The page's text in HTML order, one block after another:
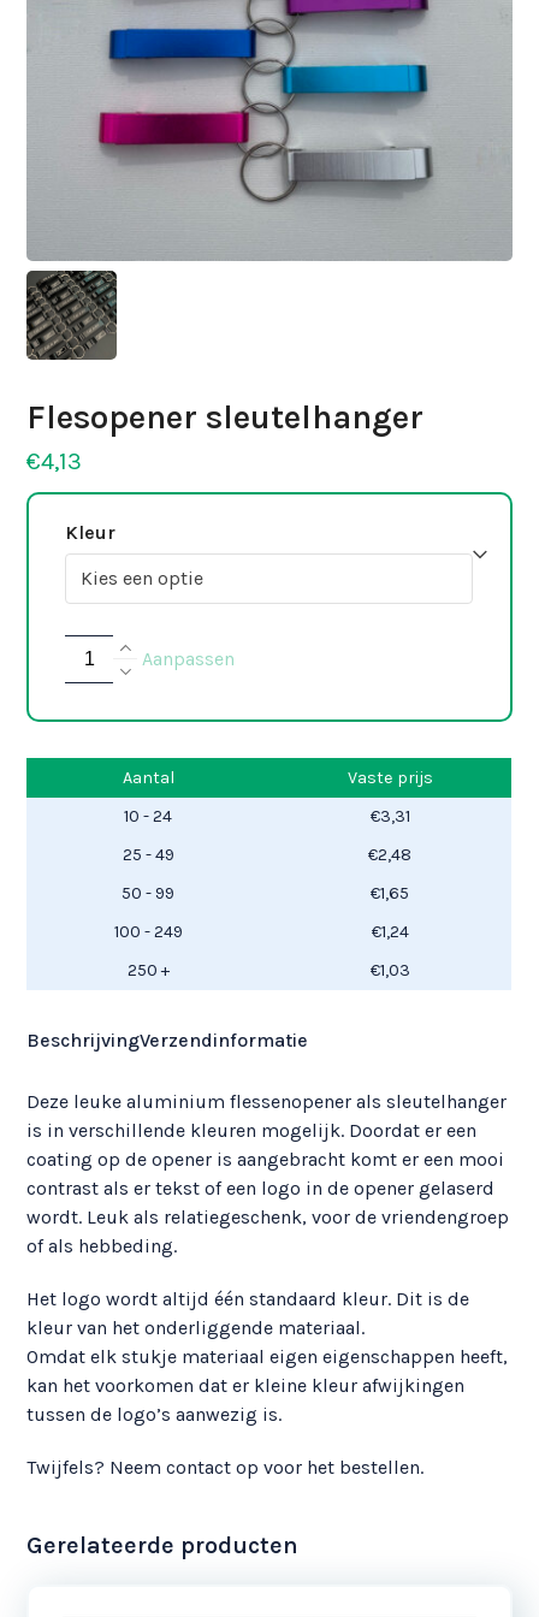
Flesopener sleutelhanger
€4,13
Kleur
Flesopener
sleutelhanger
Aanpassen
Aantal
Vaste prijs
10 - 24
€3,31
25 - 49
€2,48
50 - 99
€1,65
100 - 249
€1,24
250 +
€1,03
BeschrijvingVerzendinformatie
Deze leuke aluminium flessenopener als sleutelhanger
is in verschillende kleuren mogelijk. Doordat er een
coating op de opener is aangebracht komt er een mooi
contrast als er tekst of een logo in de opener gelaserd
wordt. Leuk als relatiegeschenk, voor de vriendengroep
of als hebbeding.
Het logo wordt altijd één standaard kleur. Dit is de
kleur van het onderliggende materiaal.
Omdat elk stukje materiaal eigen eigenschappen heeft,
kan het voorkomen dat er kleine kleur afwijkingen
tussen de logo’s aanwezig is.
Twijfels? Neem contact op voor het bestellen.
Gerelateerde producten